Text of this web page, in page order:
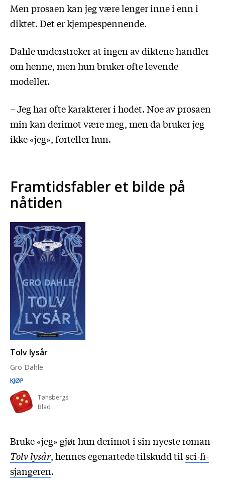
Men prosaen kan jeg være lenger inne i enn i
diktet. Det er kjempespennende.
Dahle understreker at ingen av diktene handler
om henne, men hun bruker ofte levende
modeller.
– Jeg har ofte karakterer i hodet. Noe av prosaen
min kan derimot være meg, men da bruker jeg
ikke «jeg», forteller hun.
Framtidsfabler et bilde på
nåtiden
Tolv lysår
Gro Dahle
KJØP
Tønsbergs
Blad
Bruke «jeg» gjør hun derimot i sin nyeste roman
Tolv lysår, hennes egenartede tilskudd tilsci-fi-
sjangeren.